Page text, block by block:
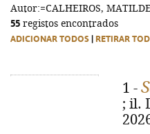
Autor:=CALHEIROS,
55 registos encontrados
ADICIONAR TODOS RETIRAR
1 -
; il.